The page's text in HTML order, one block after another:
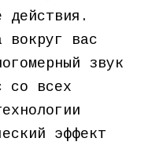
действия.
вокруг вас
звук
со всех
эффект